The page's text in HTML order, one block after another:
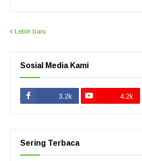
Lebih baru
Sosial Media Kami
3.2k 4.2k
Sering Terbaca